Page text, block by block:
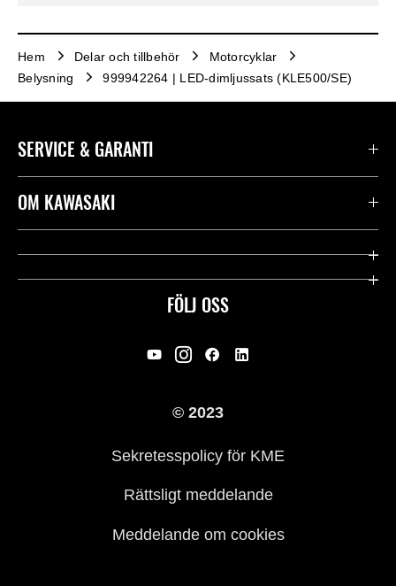
Hem Delar och tillbehör
Motorcyklar
Belysning
999942264 | LED-dimljussats (KLE500/SE)
FÖLJ OSS
SERVICE & GARANTI
Kontakta oss
Användbara länkar
Rättsligt & Sekretess
OM KAWASAKI
Företag
© 2023
Sekretesspolicy för KME
Rättsligt meddelande
Meddelande om cookies